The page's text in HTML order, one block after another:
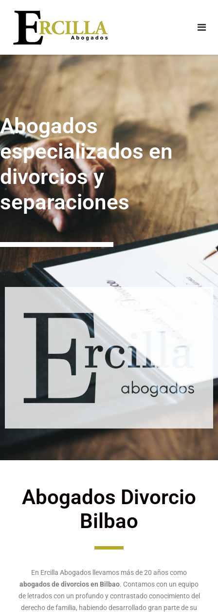
Abogados
especializados en
divorcios y
separaciones
Abogados Divorcio
Bilbao
En Ercilla Abogados llevamos más de 20 años como
abogados de divorcios en Bilbao. Contamos con un equipo
de letrados con un profundo y contrastado conocimiento del
derecho de familia, habiendo desarrollado gran parte de su